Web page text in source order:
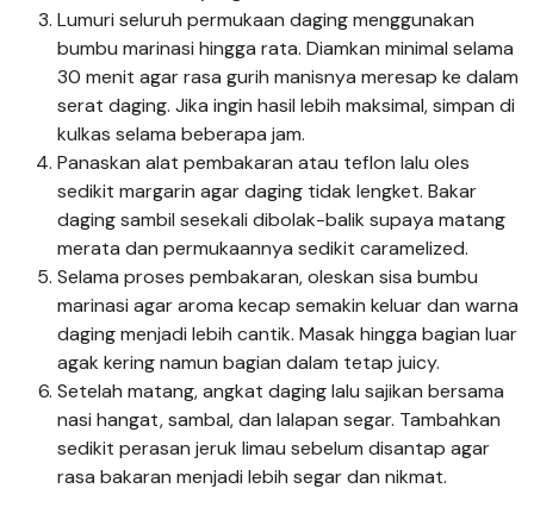
Lumuri seluruh permukaan daging menggunakan
bumbu marinasi hingga rata. Diamkan minimal selama
30 menit agar rasa gurih manisnya meresap ke dalam
serat daging. Jika ingin hasil lebih maksimal, simpan di
kulkas selama beberapa jam.
Panaskan alat pembakaran atau teflon lalu oles
sedikit margarin agar daging tidak lengket. Bakar
daging sambil sesekali dibolak-balik supaya matang
merata dan permukaannya sedikit caramelized.
Selama proses pembakaran, oleskan sisa bumbu
marinasi agar aroma kecap semakin keluar dan warna
daging menjadi lebih cantik. Masak hingga bagian luar
agak kering namun bagian dalam tetap juicy.
Setelah matang, angkat daging lalu sajikan bersama
nasi hangat, sambal, dan lalapan segar. Tambahkan
sedikit perasan jeruk limau sebelum disantap agar
rasa bakaran menjadi lebih segar dan nikmat.